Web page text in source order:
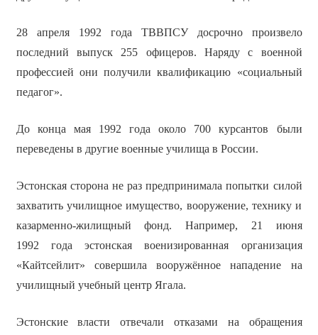
28 апреля 1992 года ТВВПСУ досрочно произвело
последний выпуск 255 офицеров. Наряду с военной
профессией они получили квалификацию «социальный
педагог».
До конца мая 1992 года около 700 курсантов были
переведены в другие военные училища в России.
Эстонская сторона не раз предпринимала попытки силой
захватить училищное имущество, вооружение, технику и
казарменно-жилищный фонд. Например, 21 июня
1992 года эстонская военизированная организация
«Кайтсейлит» совершила вооружённое нападение на
училищный учебный центр Ягала.
Эстонские власти отвечали отказами на обращения